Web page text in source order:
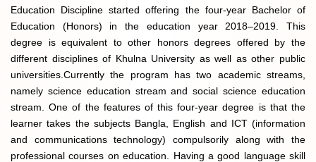
Education Discipline started offering the four-year Bachelor of
Education (Honors) in the education year 2018–2019. This
degree is equivalent to other honors degrees offered by the
different disciplines of Khulna University as well as other public
universities.Currently the program has two academic streams,
namely science education stream and social science education
stream. One of the features of this four-year degree is that the
learner takes the subjects Bangla, English and ICT (information
and communications technology) compulsorily along with the
professional courses on education. Having a good language skill